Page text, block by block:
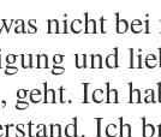
nicht
und
Ich
Ich